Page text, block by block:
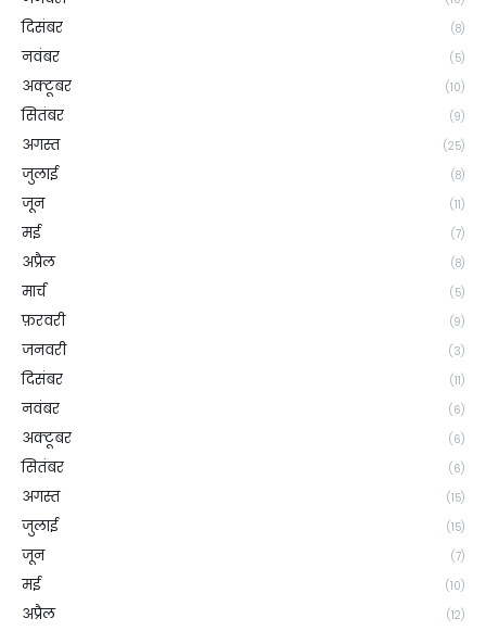
दिसंबर (8)
नवंबर (5)
अक्टूबर (10)
सितंबर (9)
अगस्त (25)
जुलाई (8)
जून (11)
मई (7)
अप्रैल (8)
मार्च (5)
फ़रवरी (9)
जनवरी (3)
दिसंबर (11)
नवंबर (6)
अक्टूबर (6)
सितंबर (6)
अगस्त (15)
जुलाई (15)
जून (7)
मई (10)
अप्रैल (12)